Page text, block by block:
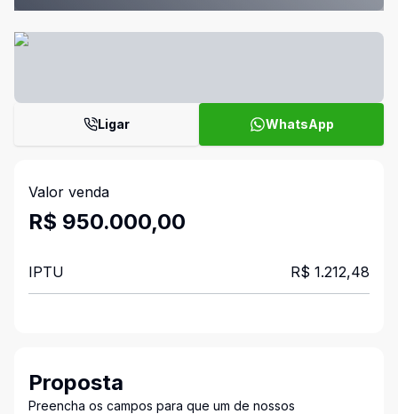
Ligar WhatsApp
Valor venda
R$ 950.000,00
IPTU R$ 1.212,48
Proposta
Preencha os campos para que um de nossos